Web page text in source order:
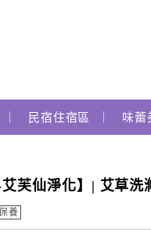
趣民宿住宿區 味蕾
艾芙仙淨化】| 艾草
養